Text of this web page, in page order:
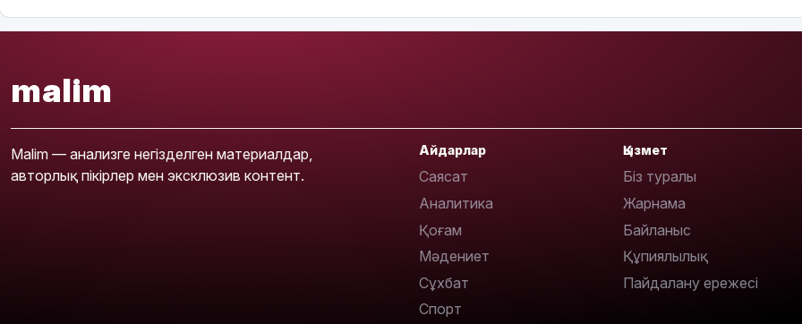
malim
Malim — анализге негізделген материалдар,
авторлық пікірлер мен эксклюзив контент.
Айдарлар
Саясат
Аналитика
Қоғам
Мәдениет
Сұхбат
Спорт
Қызмет
Біз туралы
Жарнама
Байланыс
Құпиялылық
Пайдалану ережесі